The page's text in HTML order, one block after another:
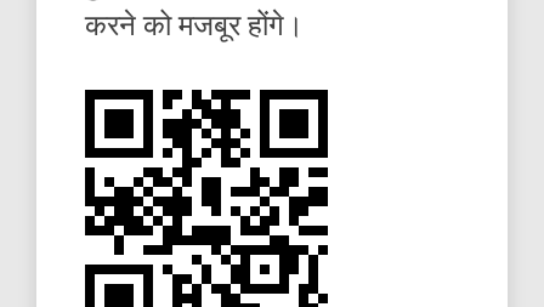
करने को मजबूर होंगे।